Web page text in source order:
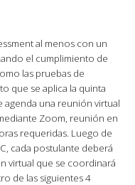
al menos con un
el cumplimiento de
las pruebas de
que se aplica la quinta
agenda una reunión virtual
Zoom, reunión en
requeridas. Luego de
cada postulante deberá
virtual que se coordinará
de las siguientes 4